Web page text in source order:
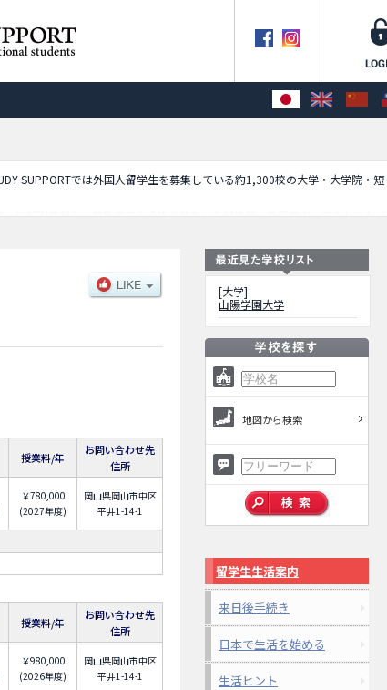
SUPPORTでは外国人留学生を募集している約1,300校の大学・大学院・短
学部別情報や、募集定員や合格者数など入試情報、施設案内、アクセスなど
授業料/年
お問い合わせ先
住所
￥780,000
(2027年度)
岡山県岡山市中区
平井1-14-1
授業料/年
お問い合わせ先
住所
￥980,000
(2026年度)
岡山県岡山市中区
平井1-14-1
[大学]
山陽学園大学
地図から検索
留学生生活案内
来日後手続き
日本で生活を始める
生活ヒント